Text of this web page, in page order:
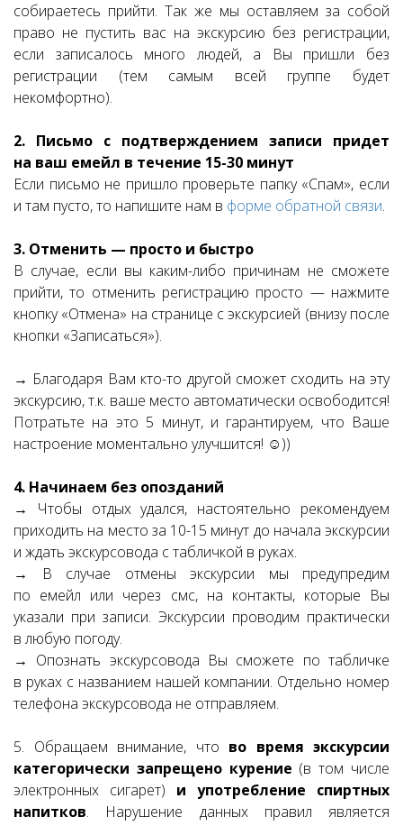
собираетесь прийти. Так же мы оставляем за собой
право не пустить вас на экскурсию без регистрации,
если записалось много людей, а Вы пришли без
регистрации (тем самым всей группе будет
некомфортно).
2. Письмо с подтверждением записи придет
на ваш емейл в течение 15-30 минут
Если письмо не пришло проверьте папку «Спам», если
и там пусто, то напишите нам в форме обратной связи.
3. Отменить — просто и быстро
В случае, если вы каким-либо причинам не сможете
прийти, то отменить регистрацию просто — нажмите
кнопку «Отмена» на странице с экскурсией (внизу после
кнопки «Записаться»).
→ Благодаря Вам кто-то другой сможет сходить на эту
экскурсию, т.к. ваше место автоматически освободится!
Потратьте на это 5 минут, и гарантируем, что Ваше
настроение моментально улучшится! ☺))
4. Начинаем без опозданий
→ Чтобы отдых удался, настоятельно рекомендуем
приходить на место за 10-15 минут до начала экскурсии
и ждать экскурсовода с табличкой в руках.
→ В случае отмены экскурсии мы предупредим
по емейл или через смс, на контакты, которые Вы
указали при записи. Экскурсии проводим практически
в любую погоду.
→ Опознать экскурсовода Вы сможете по табличке
в руках с названием нашей компании. Отдельно номер
телефона экскурсовода не отправляем.
5. Обращаем внимание, что во время экскурсии
категорически запрещено курение (в том числе
электронных сигарет) и употребление спиртных
напитков. Нарушение данных правил является